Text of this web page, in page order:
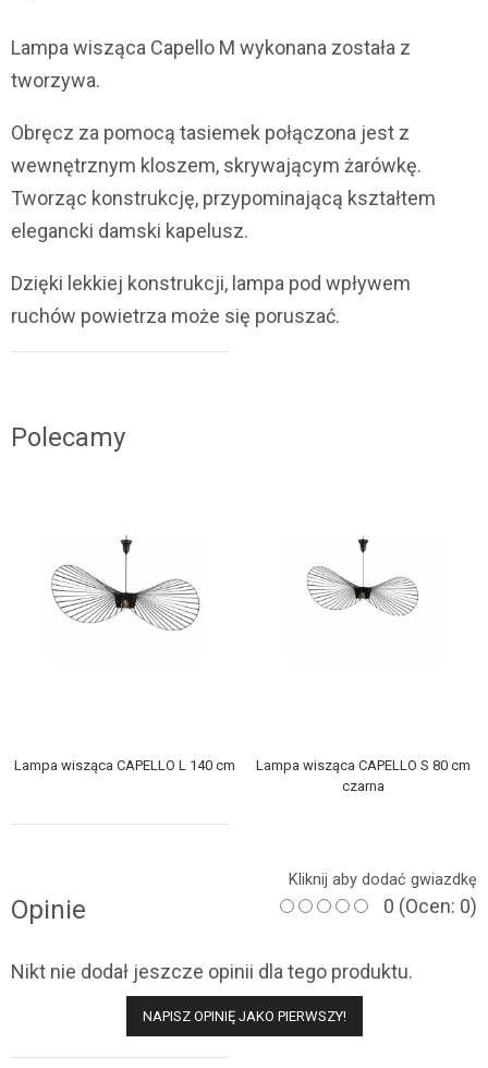
Lampa wisząca Capello M wykonana została z
tworzywa.
Obręcz za pomocą tasiemek połączona jest z
wewnętrznym kloszem, skrywającym żarówkę.
Tworząc konstrukcję, przypominającą kształtem
elegancki damski kapelusz.
Dzięki lekkiej konstrukcji, lampa pod wpływem
ruchów powietrza może się poruszać.
Polecamy
Lampa wisząca CAPELLO L 140 cm
Lampa wisząca CAPELLO S 80 cm
czarna
Opinie
Kliknij aby dodać gwiazdkę
0 (Ocen: 0)
Nikt nie dodał jeszcze opinii dla tego produktu.
NAPISZ OPINIĘ JAKO PIERWSZY!